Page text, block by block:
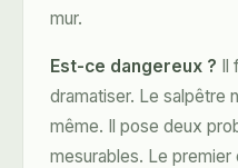
mur.
Est-ce dangereux ? Il
dramatiser. Le salpêtre
même. Il pose deux
mesurables. Le premier